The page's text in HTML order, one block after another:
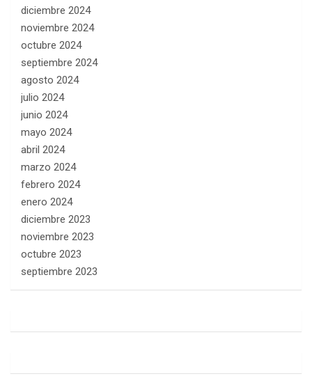
diciembre 2024
noviembre 2024
octubre 2024
septiembre 2024
agosto 2024
julio 2024
junio 2024
mayo 2024
abril 2024
marzo 2024
febrero 2024
enero 2024
diciembre 2023
noviembre 2023
octubre 2023
septiembre 2023